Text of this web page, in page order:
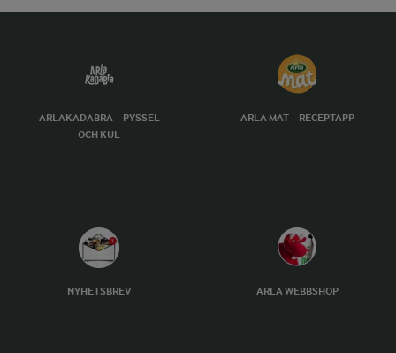
ARLAKADABRA – PYSSEL
OCH KUL
ARLA MAT – RECEPTAPP
NYHETSBREV ARLA WEBBSHOP